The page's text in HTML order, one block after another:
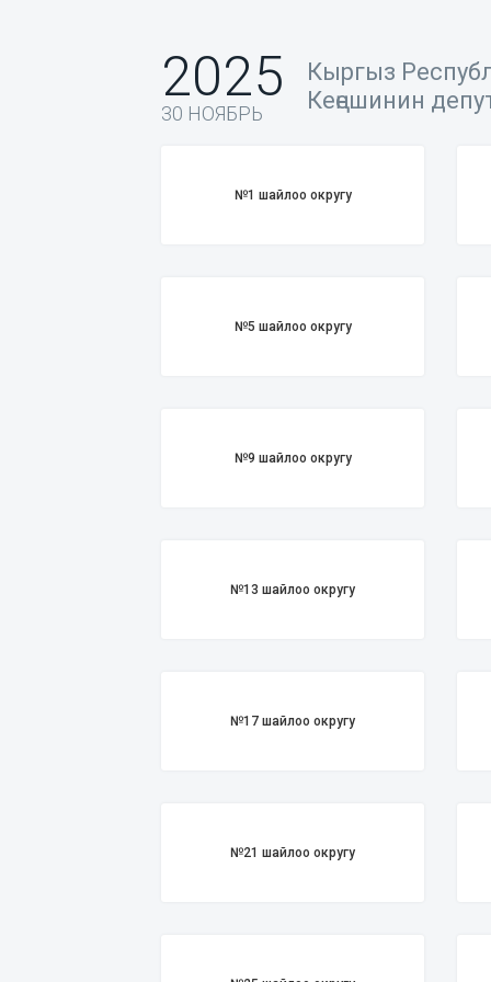
2025
30 НОЯБРЬ
Кыргыз
Кеңешинин
№1 шайлоо округу
№5 шайлоо округу
№9 шайлоо округу
№13 шайлоо округу
№17 шайлоо округу
№21 шайлоо округу